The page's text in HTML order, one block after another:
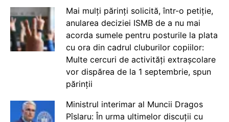
Mai mulți părinți solicită, într-o petiție,
anularea deciziei ISMB de a nu mai
acorda sumele pentru posturile la plata
cu ora din cadrul cluburilor copiilor:
Multe cercuri de activități extrașcolare
vor dispărea de la 1 septembrie, spun
părinții
Ministrul interimar al Muncii Dragos
Pîslaru: În urma ultimelor discuții cu